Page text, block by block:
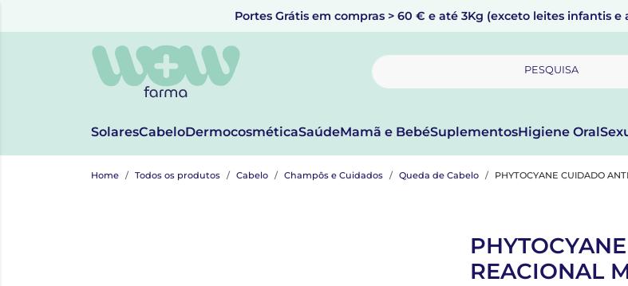
Portes Grátis em compras > 60 € e até 3Kg (exceto leites infantis
PESQUISA
SolaresCabeloDermocosméticaSaúdeMamã e BebéSuplementosHigiene Oral
Home Todos os produtos Cabelo Champôs e Cuidados Queda de Cabelo PHYTOCYANE CUIDADO
REACIONAL